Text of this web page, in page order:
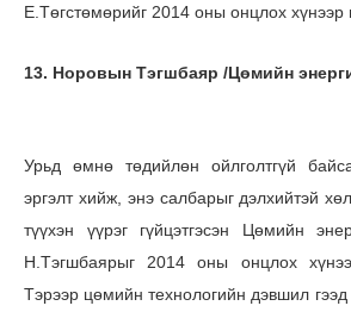
Е.Төгстөмөрийг 2014 оны онцлох хүнээр
13. Норовын Тэгшбаяр /Цөмийн
Урьд өмнө төдийлөн ойлголтгүй
эргэлт хийж, энэ салбарыг дэлхийтэй
түүхэн үүрэг гүйцэтгэсэн Цөмийн
Н.Тэгшбаярыг 2014 оны онцлох
Тэрээр цөмийн технологийн дэвшил